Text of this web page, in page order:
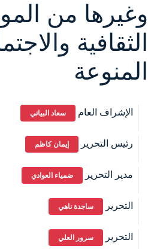
وغيرها من
الثقافية
المنوعة
الإشراف العام سعاد البياتي
رئيس التحرير إيمان كاظم
مدير التحرير ضمياء العوادي
التحرير ساجدة ناهي
التحرير سرور العلي